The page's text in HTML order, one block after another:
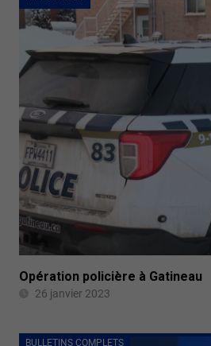
Opération policière à Gatineau
26 janvier 2023
BULLETINS COMPLETS